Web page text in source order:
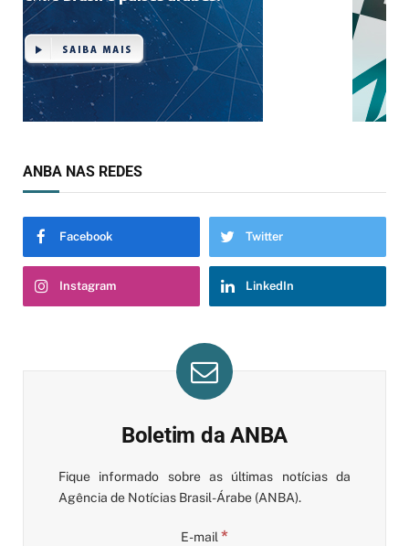
ANBA NAS REDES
Facebook Twitter
Instagram LinkedIn
Boletim da ANBA
Fique informado sobre as últimas notícias da
Agência de Notícias Brasil-Árabe (ANBA).
E-mail *